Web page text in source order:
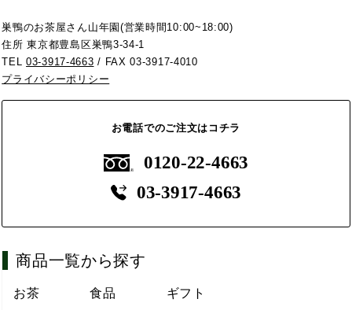
巣鴨のお茶屋さん山年園(営業時間10:00~18:00)
住所 東京都豊島区巣鴨3-34-1
TEL03-3917-4663 / FAX 03-3917-4010
プライバシーポリシー
お電話でのご注文はコチラ
0120-22-4663
03-3917-4663
商品一覧から探す
お茶 食品 ギフト